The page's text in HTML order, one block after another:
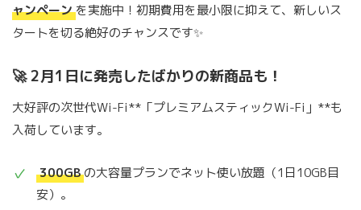
ャンペーン を実施中！初期費用を最小限に抑えて、新しいス
タートを切る絶好のチャンスです✨
🚀 2月1日に発売したばかりの新商品も！
大好評の次世代Wi-Fi**「プレミアムスティックWi-Fi」**も
入荷しています。
300GB の大容量プランでネット使い放題（1日10GB目
安）。